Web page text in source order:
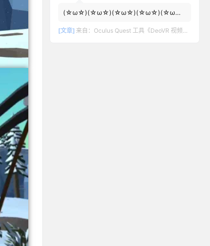
(☆ω☆)(☆ω☆)(☆ω☆)(☆ω☆)(☆ω☆)
[文章] 来自： Oculus Quest 工具《DeoVR 视频播放器汉化中文版》DeoVR Quest